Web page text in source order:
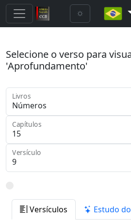
Selecione o verso para
'Aprofundamento'
Livros
Capítulos
Versículo
Versículos Estudo